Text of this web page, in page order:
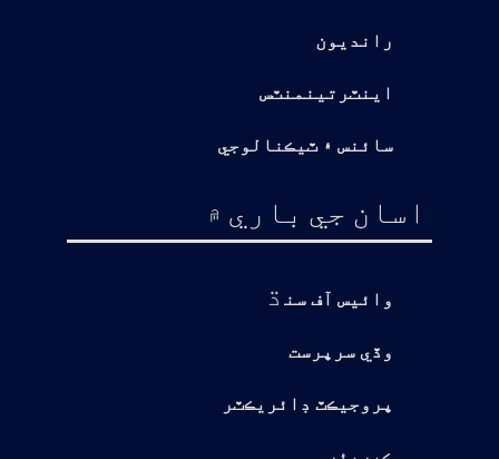
رانديون
اينٽرتينمنٽس
سائنس ۽ ٽيڪنالوجي
اسان جي باري ۾
وائيس آف سن ڌ
وڏي سرپرست
پروجيڪٽ ڊائريڪٽر